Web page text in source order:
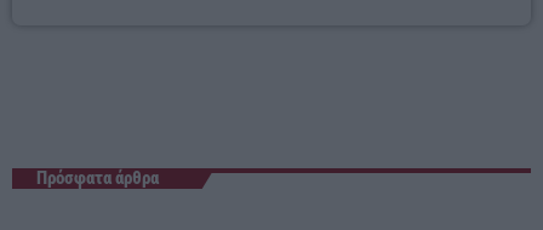
Πρόσφατα άρθρα